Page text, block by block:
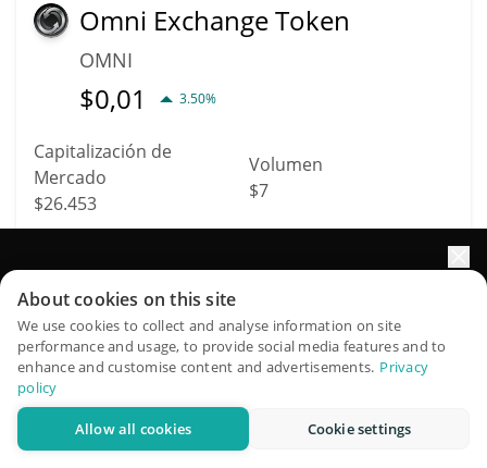
Omni Exchange Token
OMNI
$0,01 3.50%
Capitalización de
Mercado
$26.453
Volumen
$7
8151
Thank You Abstract
TYAG
QuantPilot es una plataforma integral de estrategias donde
agentes autónomos crean, hacen backtesting y optimizan
sus estrategias y realizan investigación de mercado
Pruébelo gratis
About cookies on this site
We use cookies to collect and analyse information on site
performance and usage, to provide social media features and to
enhance and customise content and advertisements. Privacy
policy
Allow all cookies Cookie settings